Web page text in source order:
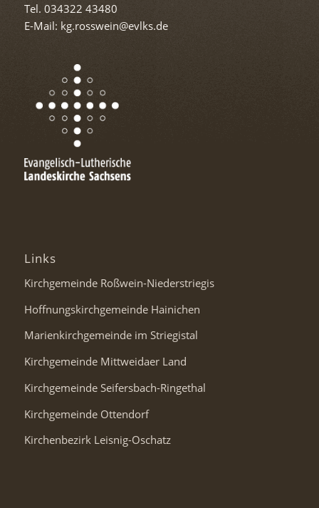
Tel. 034322 43480
E-Mail: kg.rosswein@evlks.de
Links
Kirchgemeinde Roßwein-Niederstriegis
Hoffnungskirchgemeinde Hainichen
Marienkirchgemeinde im Striegistal
Kirchgemeinde Mittweidaer Land
Kirchgemeinde Seifersbach-Ringethal
Kirchgemeinde Ottendorf
Kirchenbezirk Leisnig-Oschatz